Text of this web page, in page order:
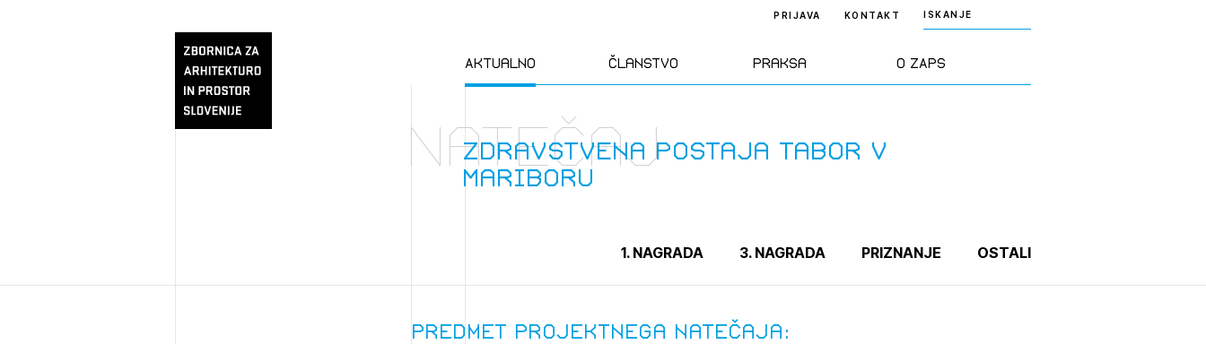
Aktualno Članstvo Praksa O ZAPS
PRIJAVA KONTAKT ISKANJE
Novice
Natečaji
Člani ZAPS
Kandidati za
Zdravstvena postaja Tabor v
Mariboru
Natečaj
1. NAGRADA 3. NAGRADA PRIZNANJE OSTALI
Predmet projektnega natečaja: